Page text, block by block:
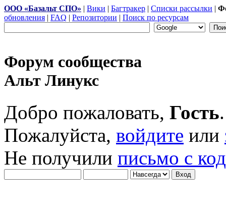
ООО «Базальт СПО» | Вики | Багтракер | Списки рассылки |
обновления | FAQ | Репозитории | Поиск по ресурсам
Форум сообщества
Альт Линукс
Добро пожаловать, Гость.
Пожалуйста, войдите или
Не получили письмо с